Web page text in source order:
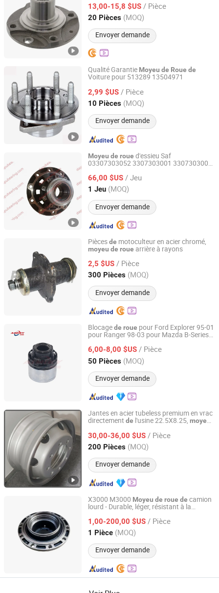
13,00-15,8 $US / Pièce
20 Pièces (MOQ)
Envoyer demande
Guangdong, China Depuis 2025
Qualité Garantie Moyeu de Roue de
Voiture pour 513289 13504971
2,99 $US / Pièce
10 Pièces (MOQ)
Envoyer demande
Guangzhou Corse Auto Part Co., Ltd.
Guangdong, China Depuis 2020
Moyeu de roue d'essieu Saf
03307303052 3307303001 3307303000
gauche
66,00 $US / Jeu
1 Jeu (MOQ)
Envoyer demande
LINQING DAPU BEARING CO., LTD
Shandong, China Depuis 2026
Piècesde motoculteur en acier chromé,
moyeu de roue arrière à rayons
2,5 $US / Pièce
300 Pièces (MOQ)
Envoyer demande
FarmDiscover Agriculture Parts
Zhejiang, China Depuis 2019
Blocagede roue pour Ford Explorer 95-01
pour Ranger 98-03 pour Mazda B-Series
6,00-8,00 $US / Pièce
50 Pièces (MOQ)
Envoyer demande
Wenzhou Ideer Auto Parts Co., Ltd
Zhejiang, China Depuis 2022
Jantes en acier tubeless premium en vrac
directement de l'usine 22.5X8.25, moyeu
30,00-36,00 $US / Pièce
200 Pièces (MOQ)
Envoyer demande
QINGDAO SAP INTERNATIONAL TRADING CO., LTD.
Shandong, China Depuis 2025
X3000 M3000 Moyeu de roue de camion
lourd - Durable, léger, résistant à la
1,00-200,00 $US / Pièce
1 Pièce (MOQ)
Envoyer demande
Jinan Hongmao Automotive Parts Co., Ltd
Shandong, China Depuis 2025